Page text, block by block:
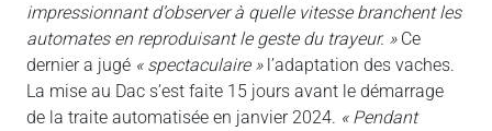
impressionnant d’observer à quelle vitesse branchent les
automates en reproduisant le geste du trayeur. »Ce
dernier a jugé « spectaculaire »l’adaptation des vaches.
La mise au Dac s’est faite 15 jours avant le démarrage
de la traite automatisée en janvier 2024. « Pendant